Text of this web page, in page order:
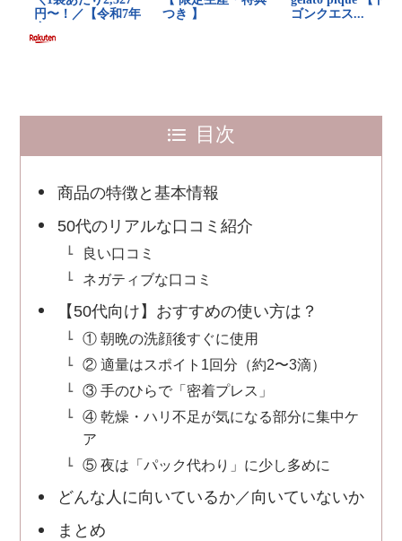
目次
商品の特徴と基本情報
50代のリアルな口コミ紹介
良い口コミ
ネガティブな口コミ
【50代向け】おすすめの使い方は？
① 朝晩の洗顔後すぐに使用
② 適量はスポイト1回分（約2〜3滴）
③ 手のひらで「密着プレス」
④ 乾燥・ハリ不足が気になる部分に集中ケ
ア
⑤ 夜は「パック代わり」に少し多めに
どんな人に向いているか／向いていないか
まとめ